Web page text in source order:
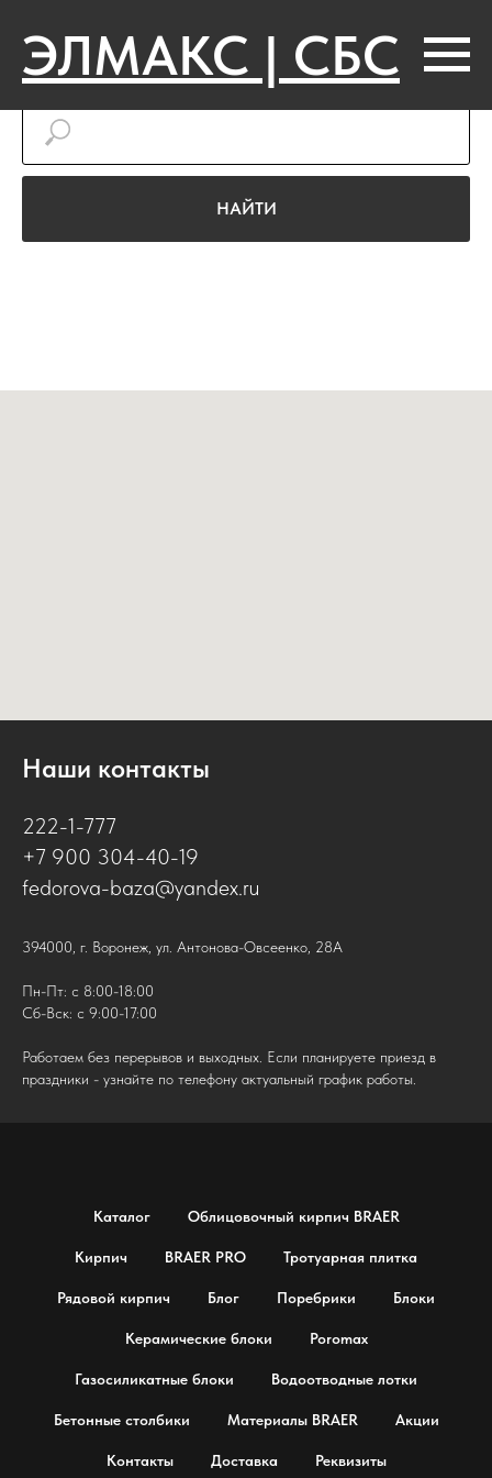
ЭЛМАКС | СБС
НАЙТИ
Наши контакты
222-1-777
+7 900 304-40-19
fedorova-baza@yandex.ru
394000, г. Воронеж, ул. Антонова-Овсеенко, 28А
Пн-Пт: с 8:00-18:00
Сб-Вск: с 9:00-17:00
Работаем без перерывов и выходных. Если планируете приезд в
праздники - узнайте по телефону актуальный график работы.
Каталог Облицовочный кирпич BRAER
Кирпич BRAER PRO Тротуарная плитка
Рядовой кирпич Блог Поребрики Блоки
Керамические блоки Poromax
Газосиликатные блоки Водоотводные лотки
Бетонные столбики Материалы BRAER Акции
Контакты Доставка Реквизиты